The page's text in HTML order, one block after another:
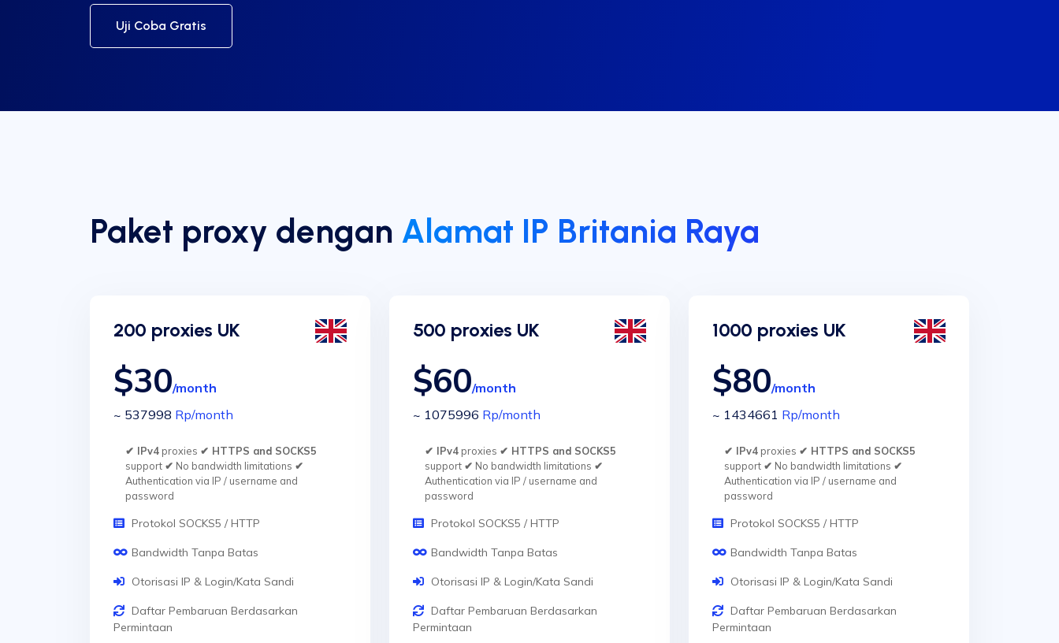
Uji Coba Gratis
Paket proxy dengan Alamat IP Britania Raya
200 proxies UK
$30/month
~ 537998 Rp/month
✔ IPv4proxies ✔ HTTPS and SOCKS5
support ✔ No bandwidth limitations ✔
Authentication via IP / username and
password
Protokol SOCKS5 / HTTP
Bandwidth Tanpa Batas
Otorisasi IP & Login/Kata Sandi
Daftar Pembaruan Berdasarkan
Permintaan
500 proxies UK
$60/month
~ 1075996 Rp/month
✔ IPv4proxies ✔ HTTPS and SOCKS5
support ✔ No bandwidth limitations ✔
Authentication via IP / username and
password
Protokol SOCKS5 / HTTP
Bandwidth Tanpa Batas
Otorisasi IP & Login/Kata Sandi
Daftar Pembaruan Berdasarkan
Permintaan
1000 proxies UK
$80/month
~ 1434661 Rp/month
✔ IPv4proxies ✔ HTTPS and SOCKS5
support ✔ No bandwidth limitations ✔
Authentication via IP / username and
password
Protokol SOCKS5 / HTTP
Bandwidth Tanpa Batas
Otorisasi IP & Login/Kata Sandi
Daftar Pembaruan Berdasarkan
Permintaan